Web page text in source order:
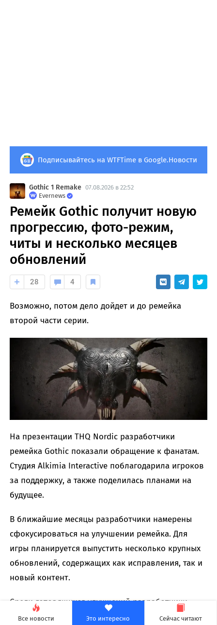
Все новости Это интересно Сейчас читают
Подписывайтесь на WTFTime в Google.Новости
Gothic 1 Remake 07.08.2026 в 22:52
Evernews
Ремейк Gothic получит новую
прогрессию, фото-режим,
читы и несколько месяцев
обновлений
28 4
Возможно, потом дело дойдет и до ремейка
второй части серии.
На презентации THQ Nordic разработчики
ремейка Gothic показали обращение к фанатам.
Студия Alkimia Interactive поблагодарила игроков
за поддержку, а также поделилась планами на
будущее.
В ближайшие месяцы разработчики намерены
сфокусироваться на улучшении ремейка. Для
игры планируется выпустить несколько крупных
обновлений, содержащих как исправления, так и
новый контент.
Среди готовящихся улучшений разработчики
называют фоторежим, читерский Marvin Mode